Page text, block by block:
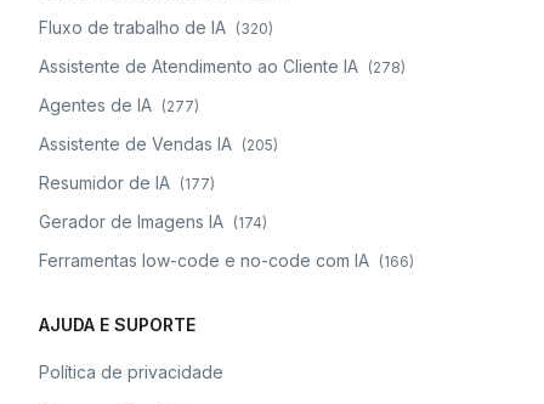
Fluxo de trabalho de IA (320)
Assistente de Atendimento ao Cliente IA (278)
Agentes de IA (277)
Assistente de Vendas IA (205)
Resumidor de IA (177)
Gerador de Imagens IA (174)
Ferramentas low-code e no-code com IA (166)
AJUDA E SUPORTE
Política de privacidade